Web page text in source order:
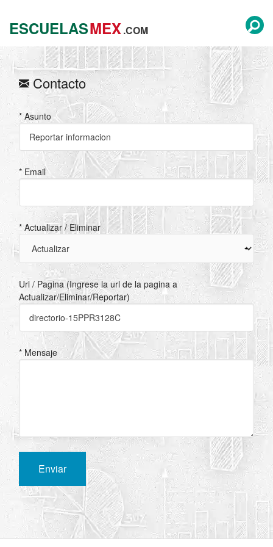
ESCUELASMEX.COM
Contacto
* Asunto
* Email
* Actualizar / Eliminar
Url / Pagina (Ingrese la url de la pagina a
Actualizar/Eliminar/Reportar)
* Mensaje
Enviar